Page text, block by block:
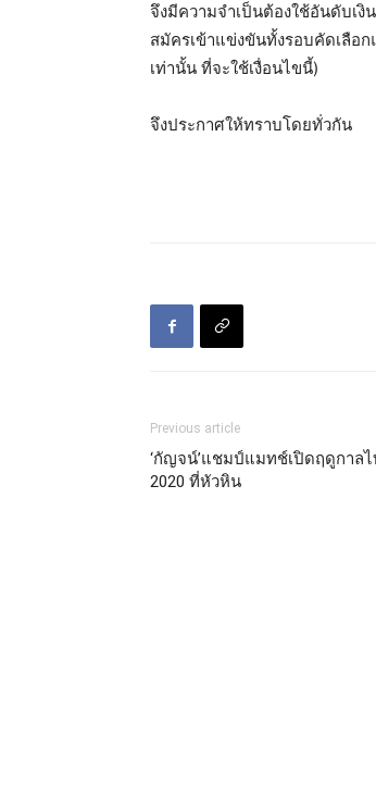
จึงมีความจำเป็นต้องใช้อันดับเ
สมัครเข้าแข่งขันทั้งรอบคัดเลือ
เท่านั้น ที่จะใช้เงื่อนไขนี้)
จึงประกาศให้ทราบโดยทั่วกัน
Previous article
‘กัญจน์’แชมป์แมทช์เปิดฤดูกาล
2020 ที่หัวหิน